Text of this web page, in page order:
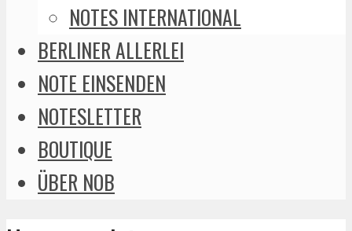
NOTES INTERNATIONAL
BERLINER ALLERLEI
NOTE EINSENDEN
NOTESLETTER
BOUTIQUE
ÜBER NOB